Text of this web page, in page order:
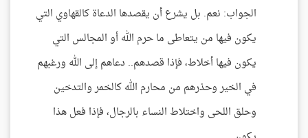
الجواب: نعم. بل يشرع أن يقصدها الدعاة كالقهاوي التي
يكون فيها من يتعاطى ما حرم الله أو المجالس التي
يكون فيها أخلاط، فإذا قصدهم.. دعاهم إلى الله ورغبهم
في الخير وحذرهم من محارم الله كالخمر والتدخين
وحلق اللحى واختلاط النساء بالرجال، فإذا فعل هذا